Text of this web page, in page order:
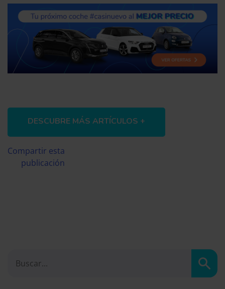
DESCUBRE MÁS ARTÍCULOS +
Compartir esta
publicación